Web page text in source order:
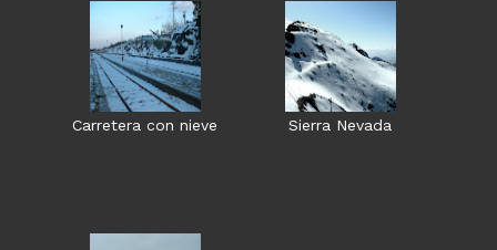
Carretera con nieve Sierra Nevada